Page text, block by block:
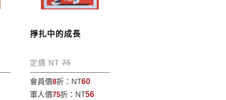
掙扎中的成長
定價 NT75
會員價8折： NT60
軍人價75折： NT56